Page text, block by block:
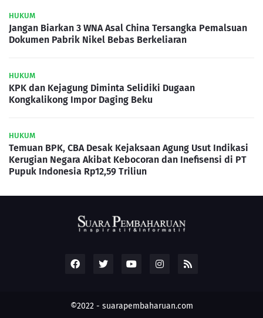
HUKUM
Jangan Biarkan 3 WNA Asal China Tersangka Pemalsuan
Dokumen Pabrik Nikel Bebas Berkeliaran
HUKUM
KPK dan Kejagung Diminta Selidiki Dugaan
Kongkalikong Impor Daging Beku
HUKUM
Temuan BPK, CBA Desak Kejaksaan Agung Usut Indikasi
Kerugian Negara Akibat Kebocoran dan Inefisensi di PT
Pupuk Indonesia Rp12,59 Triliun
©2022 - suarapembaharuan.com